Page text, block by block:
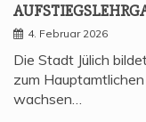
4. Februar 2026
Die Stadt Jülich
zum
wachsen…